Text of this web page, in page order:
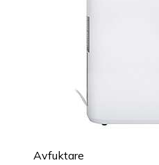
Avfuktare